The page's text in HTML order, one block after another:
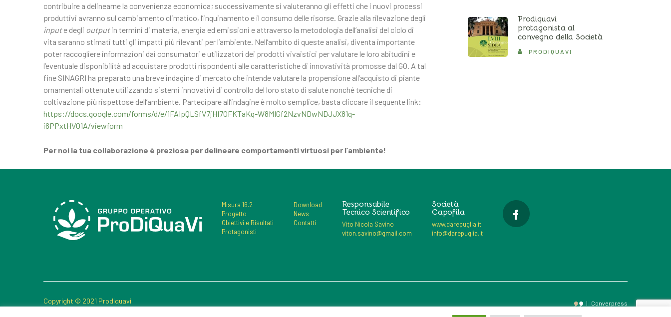
contribuire a delinearne la convenienza economica; successivamente si valuteranno gli effetti che i nuovi processi
produttivi avranno sul cambiamento climatico, l’inquinamento e il consumo delle risorse. Grazie alla rilevazione degli
inpute degli outputin termini di materia, energia ed emissioni e attraverso la metodologia dell’analisi del ciclo di
vita saranno stimati tutti gli impatti più rilevanti per l’ambiente. Nell’ambito di queste analisi, diventa importante
poter raccogliere informazioni dai consumatori e utilizzatori dei prodotti vivaistici per valutare le loro abitudini e
l’eventuale disponibilità ad acquistare prodotti rispondenti alle caratteristiche di innovatività promosse dal GO. A tal
fine SINAGRI ha preparato una breve indagine di mercato che intende valutare la propensione all’acquisto di piante
ornamentali ottenute utilizzando sistemi innovativi di controllo del loro stato di salute nonché tecniche di
coltivazione più rispettose dell’ambiente. Partecipare all’indagine è molto semplice, basta cliccare il seguente link:
https://docs.google.com/forms/d/e/1FAIpQLSfV7jHI7OFKTaKq-W8MIGf2NzvNDwNDJJX81q-
i6PPxtHV01A/viewform
Per noi la tua collaborazione è preziosa per delineare comportamenti virtuosi per l’ambiente!
Prodiquavi
protagonista al
convegno della Società
PRODIQUAVI
Misura 16.2
Progetto
Obiettivi e Risultati
Protagonisti
Download
News
Contatti
Responsabile
Tecnico Scientifico
Vito Nicola Savino
viton.savino@gmail.com
Società
Capofila
www.darepuglia.it
info@darepuglia.it
Copyright © 2021 Prodiquavi | Converpress